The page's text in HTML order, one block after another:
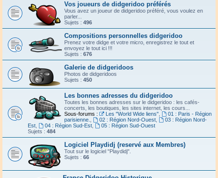
Vos joueurs de didgeridoo préférés
Vous avez un joueur de didgeridoo préféré, vous voulez en
parler...
Sujets : 496
Compositions personnelles didgeridoo
Prenez votre didge et votre micro, enregistrez le tout et
envoyez le tout ici !!!
Sujets : 676
Galerie de didgeridoos
Photos de didgeridoos
Sujets : 450
Les bonnes adresses du didgeridoo
Toutes les bonnes adresses sur le didgeridoo : les cafés-
concerts, les boutiques, les sites internet, les cours...
Sous-forums :
Les "World Wide liens",
01 : Paris - Région
parisienne.
02 : Région Nord-Ouest,
03 : Région Nord-
Est
04 : Région Sud-Est,
05 : Région Sud-Ouest
Sujets : 484
Logiciel Playdidj (reservé aux Membres)
Tout sur le logiciel "Playdidj".
Sujets : 66